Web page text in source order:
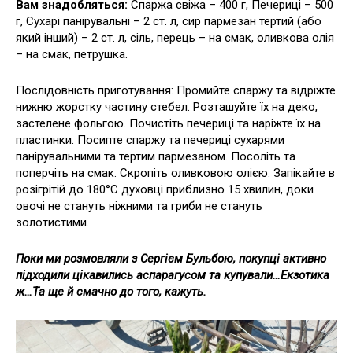
Вам знадобляться: Спаржа свіжа – 400 г, Печериці – 500
г, Сухарі панірувальні – 2 ст. л, сир пармезан тертий (або
який інший) – 2 ст. л, сіль, перець – на смак, оливкова олія
– на смак, петрушка.
Послідовність приготування: Промийте спаржу та відріжте
нижню жорстку частину стебел. Розташуйте їх на деко,
застелене фольгою. Почистіть печериці та наріжте їх на
пластинки. Посипте спаржу та печериці сухарями
панірувальними та тертим пармезаном. Посоліть та
поперчіть на смак. Скропіть оливковою олією. Запікайте в
розігрітій до 180°C духовці приблизно 15 хвилин, доки
овочі не стануть ніжними та гриби не стануть
золотистими.
Поки ми розмовляли з Сергієм Бульбою, покупці активно
підходили цікавились аспарагусом та купували…Екзотика
ж…Та ще й смачно до того, кажуть.